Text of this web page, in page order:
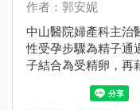
作者：郭安妮
中山醫院婦產科主治
性受孕步驟為精子通
子結合為受精卵，再